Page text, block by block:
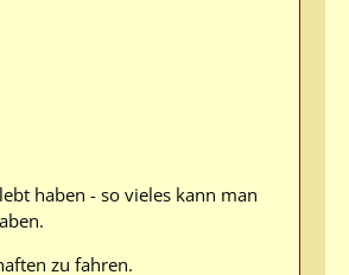
haben - so vieles kann man
zu fahren.